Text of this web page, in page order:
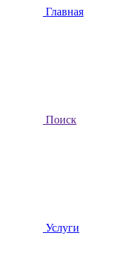
Главная
Поиск
Услуги